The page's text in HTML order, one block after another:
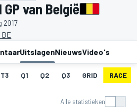
GP van België
2017
UitslagenNieuwsVideo's
Q1 Q2 Q3 GRID RACE
Alle statistieken